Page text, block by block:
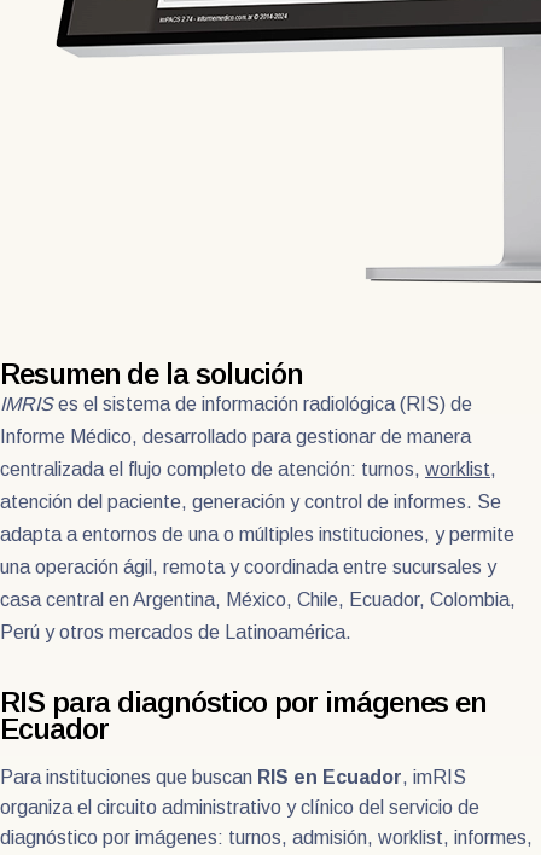
Resumen de la solución
IMRISes el sistema de información radiológica (RIS) de
Informe Médico, desarrollado para gestionar de manera
centralizada el flujo completo de atención: turnos, worklist,
atención del paciente, generación y control de informes. Se
adapta a entornos de una o múltiples instituciones, y permite
una operación ágil, remota y coordinada entre sucursales y
casa central en Argentina, México, Chile, Ecuador, Colombia,
Perú y otros mercados de Latinoamérica.
RIS para diagnóstico por imágenes en
Ecuador
Para instituciones que buscan RIS en Ecuador, imRIS
organiza el circuito administrativo y clínico del servicio de
diagnóstico por imágenes: turnos, admisión, worklist, informes,